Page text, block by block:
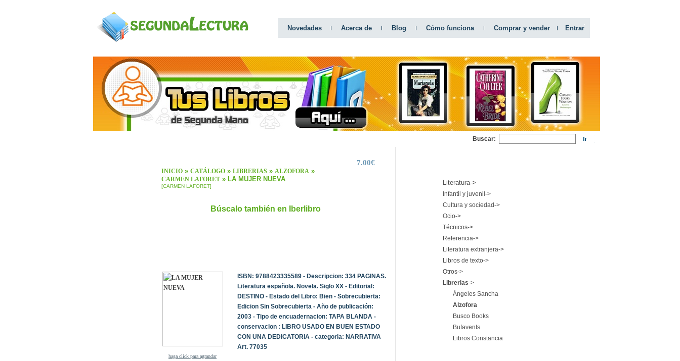
Novedades Acerca de Blog Cómo funciona Comprar y vender Entrar
Buscar:
INICIO» CATÁLOGO» LIBRERIAS» ALZOFORA»
CARMEN LAFORET» LA MUJER NUEVA
[CARMEN LAFORET]
7.00€
Búscalo también en Iberlibro
haga click para agrandar
ISBN: 9788423335589 - Descripcion: 334 PAGINAS.
Literatura española. Novela. Siglo XX - Editorial:
DESTINO - Estado del Libro: Bien - Sobrecubierta:
Edicion Sin Sobrecubierta - Año de publicación:
2003 - Tipo de encuadernacion: TAPA BLANDA -
conservacion : LIBRO USADO EN BUEN ESTADO
CON UNA DEDICATORIA - categoria: NARRATIVA
Art. 77035
Literatura->
Infantil y juvenil->
Cultura y sociedad->
Ocio->
Técnicos->
Referencia->
Literatura extranjera->
Libros de texto->
Otros->
Librerias->
Ángeles Sancha
Alzofora
Busco Books
Bufavents
Libros Constancia